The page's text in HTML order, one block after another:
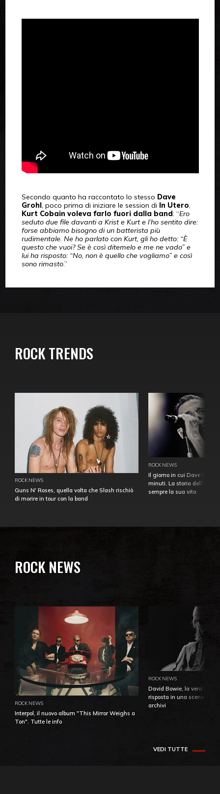
Secondo quanto ha raccontato lo stesso Dave
Grohl , poco prima di iniziare le session di In Utero,
Kurt Cobain voleva farlo fuori dalla band: “Ero
seduto due file davanti a Krist e Kurt e l’ho sentito dire:
forse abbiamo bisogno di un batterista più
rudimentale. Ne ho parlato con Kurt, gli ho detto: “È
questo che vuoi? Se è così ditemelo e me ne vado” e
lui ha risposto: “No, non è quello che vogliamo” e così
sono rimasto.”
ROCK TRENDS
ROCK NEWS
Guns N' Roses, quella volta che Slash rischiò
di morire in tour con la band
ROCK NEWS
Il giorno in cui Dave
minuti. La storia
sempre la sua vita
ROCK NEWS
ROCK NEWS
Interpol, il nuovo album "This Mirror Weighs a
Ton". Tutte le info
ROCK NEWS
David Bowie, la vera
risposta in una
archivi
VEDI TUTTE